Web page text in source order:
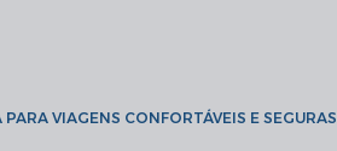
PARA VIAGENS CONFORTÁVEIS E SEGURAS